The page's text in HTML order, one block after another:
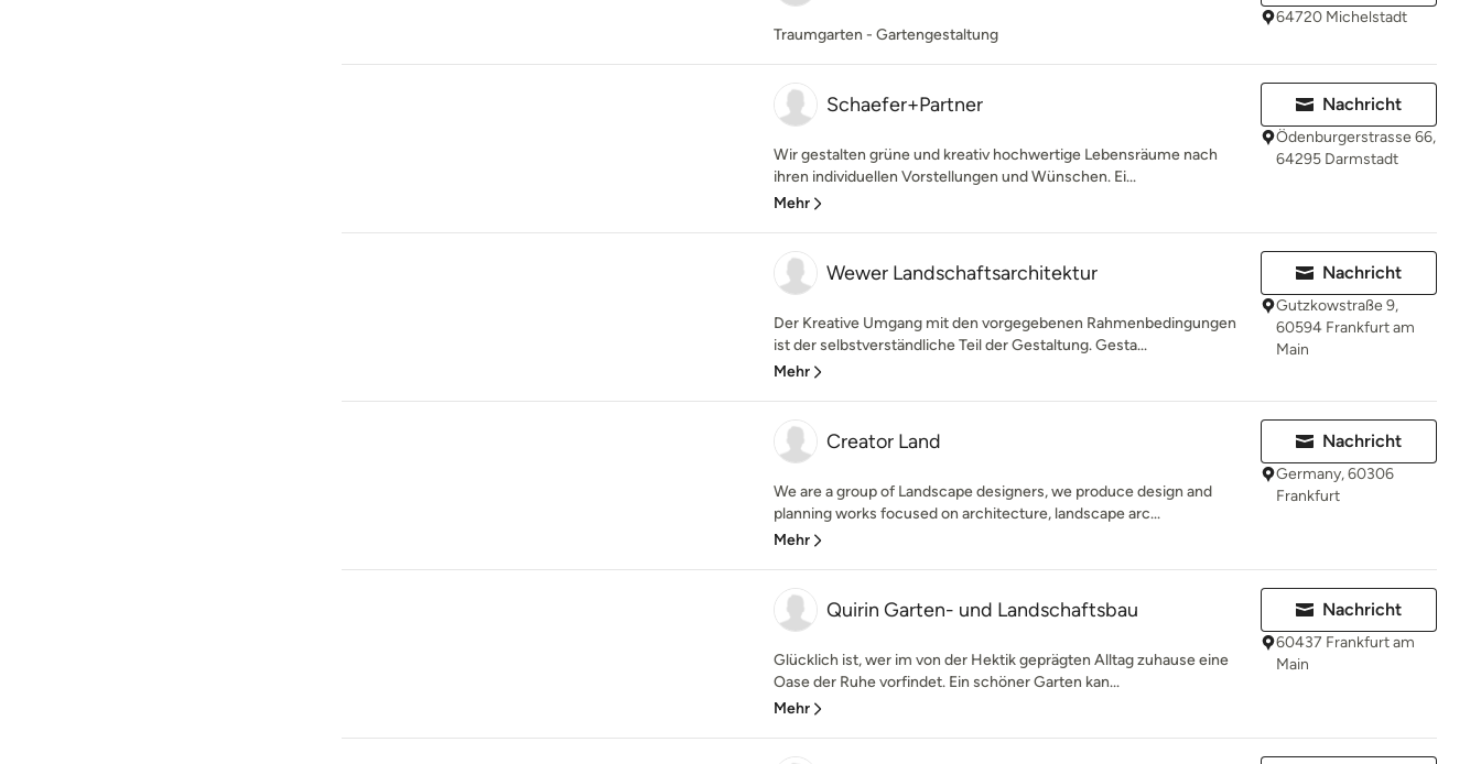
Traumgarten - Gartengestaltung
64720 Michelstadt
Schaefer+Partner
Wir gestalten grüne und kreativ hochwertige Lebensräume nach
ihren individuellen Vorstellungen und Wünschen. Ei...
Mehr
Nachricht
Ödenburgerstrasse 66,
64295 Darmstadt
Wewer Landschaftsarchitektur
Der Kreative Umgang mit den vorgegebenen Rahmenbedingungen
ist der selbstverständliche Teil der Gestaltung. Gesta...
Mehr
Nachricht
Gutzkowstraße 9,
60594 Frankfurt am
Main
Creator Land
We are a group of Landscape designers, we produce design and
planning works focused on architecture, landscape arc...
Mehr
Nachricht
Germany, 60306
Frankfurt
Quirin Garten- und Landschaftsbau
Glücklich ist, wer im von der Hektik geprägten Alltag zuhause eine
Oase der Ruhe vorfindet. Ein schöner Garten kan...
Mehr
Nachricht
60437 Frankfurt am
Main